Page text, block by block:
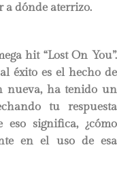
a dónde aterrizo.
hit “Lost On You”.
éxito es el hecho de
nueva, ha tenido un
tu respuesta
significa, ¿cómo
en el uso de esa